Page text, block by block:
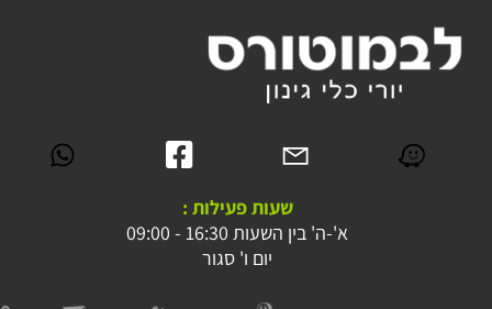
שעות פעילות :
א'-ה' בין השעות 16:30 - 09:00
יום ו' סגור